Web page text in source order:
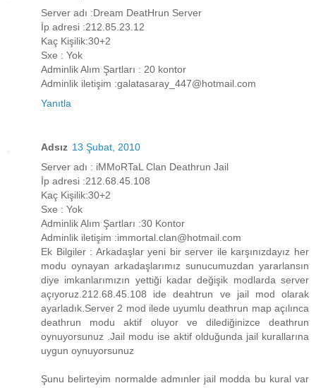
Server adı :Dream DeatHrun Server
İp adresi :212.85.23.12
Kaç Kişilik:30+2
Sxe : Yok
Adminlik Alım Şartları : 20 kontor
Adminlik iletişim :galatasaray_447@hotmail.com
Yanıtla
Adsız 13 Şubat, 2010
Server adı : iMMoRTaL Clan Deathrun Jail
İp adresi :212.68.45.108
Kaç Kişilik:30+2
Sxe : Yok
Adminlik Alım Şartları :30 Kontor
Adminlik iletişim :immortal.clan@hotmail.com
Ek Bilgiler : Arkadaşlar yeni bir server ile karşınızdayız her
modu oynayan arkadaşlarımız sunucumuzdan yararlansın
diye imkanlarımızın yettiği kadar değişik modlarda server
açıyoruz.212.68.45.108 ide deahtrun ve jail mod olarak
ayarladık.Server 2 mod ilede uyumlu deathrun map açılınca
deathrun modu aktif oluyor ve dilediğinizce deathrun
oynuyorsunuz .Jail modu ise aktif olduğunda jail kurallarına
uygun oynuyorsunuz
Şunu belirteyim normalde admınler jail modda bu kural var